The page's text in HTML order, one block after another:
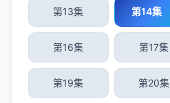
第13集 第14集
第16集 第17集
第19集 第20集